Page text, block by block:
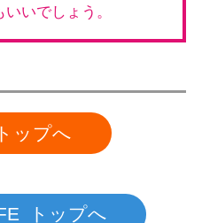
いでしょう。
ップへ
トップへ